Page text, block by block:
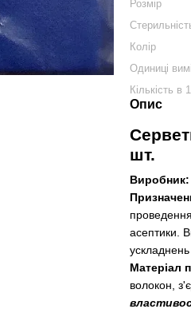
Розмір
Колір
Одиниці
Кількість в
Опис
шт.
Виробник:
асептики.
Матеріал
волокон,